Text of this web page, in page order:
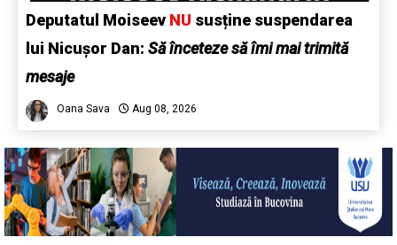
Deputatul Moiseev NU susține suspendarea
lui Nicușor Dan: Să înceteze să îmi mai trimită
mesaje
Oana Sava Aug 08, 2026